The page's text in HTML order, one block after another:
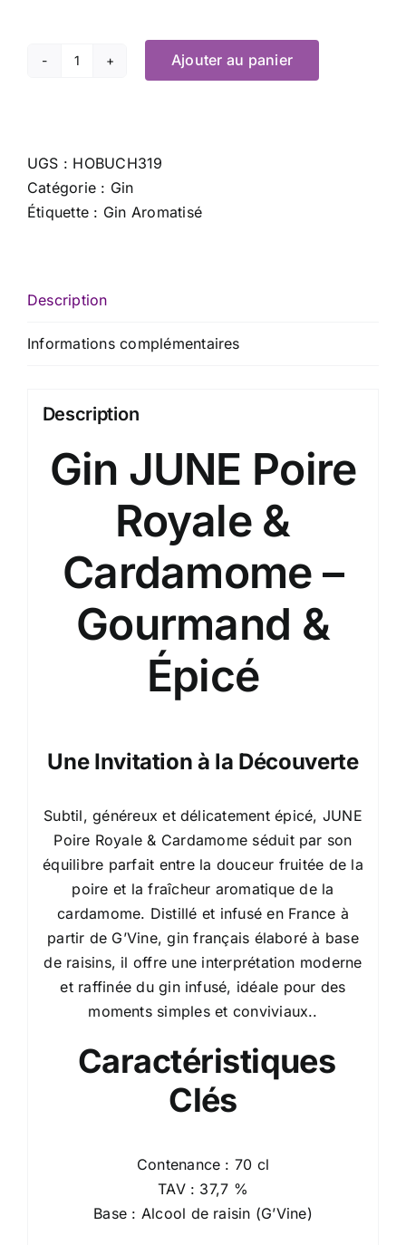
quantité
Poire
-
70
37.7
Ajouter au panier
UGS : HOBUCH319
Catégorie : Gin
Étiquette : Gin Aromatisé
Description
Informations complémentaires
Description
Gin JUNE Poire
Royale &
Cardamome –
Gourmand &
Épicé
Une Invitation à la Découverte
Subtil, généreux et délicatement épicé, JUNE
Poire Royale & Cardamome séduit par son
équilibre parfait entre la douceur fruitée de la
poire et la fraîcheur aromatique de la
cardamome. Distillé et infusé en France à
partir de G’Vine, gin français élaboré à base
de raisins, il offre une interprétation moderne
et raffinée du gin infusé, idéale pour des
moments simples et conviviaux..
Caractéristiques
Clés
Contenance : 70 cl
TAV : 37,7 %
Base : Alcool de raisin (G’Vine)